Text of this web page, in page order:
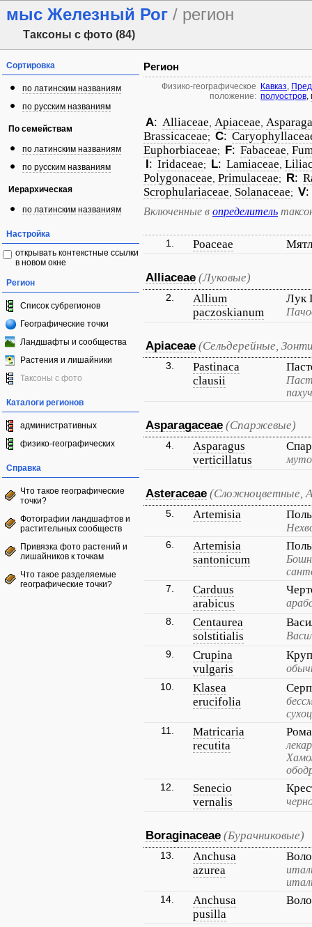
мыс Железный Рог / регион
Таксоны с фото (84)
Сортировка
по латинским названиям
по русским названиям
По семействам
по латинским названиям
по русским названиям
Иерархическая
по латинским названиям
Настройка
открывать контекстные ссылки
в новом окне
Регион
Список субрегионов
Географические точки
Ландшафты и сообщества
Растения и лишайники
Таксоны с фото
Каталоги регионов
административных
физико-географических
Справка
Что такое географические
точки?
Фотографии ландшафтов и
растительных сообществ
Привязка фото растений и
лишайников к точкам
Что такое разделяемые
географические точки?
Регион
Физико-географическое
положение:
Кавказ,
полуостров,
A: Alliaceae Apiaceae
Brassicaceae; C:
Euphorbiaceae; F: Fabaceae
I: Iridaceae; L: Lamiaceae
Polygonaceae Primulaceae; R:
Scrophulariaceae Solanaceae; V:
Включенные в определитель
1. Poaceae
Alliaceae (Луковые)
2.
Allium
paczoskianum
Лук
Apiaceae (Сельдерейные,
3.
Pastinaca
clausii
Asparagaceae (Спаржевые)
4.
Asparagus
verticillatus
Asteraceae (Сложноцветные,
5. Artemisia
6.
Artemisia
santonicum
7.
Carduus
arabicus
8.
Centaurea
solstitialis
9.
Crupina
vulgaris
10.
Klasea
erucifolia
11.
Matricaria
recutita
12.
Senecio
vernalis
Boraginaceae (Бурачниковые)
13.
Anchusa
azurea
14.
Anchusa
pusilla